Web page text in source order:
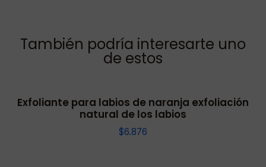
También podría interesarte uno
de estos
Exfoliante para labios de naranja exfoliación
natural de los labios
$6.876